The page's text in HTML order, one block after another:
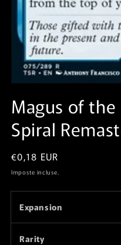
multimediali
1
in
finestra
modale
Magus of
Spiral
Prezzo
di
€0,18 EUR
Imposte incluse.
Expansion
Rarity